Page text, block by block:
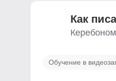
Как
Обучение в